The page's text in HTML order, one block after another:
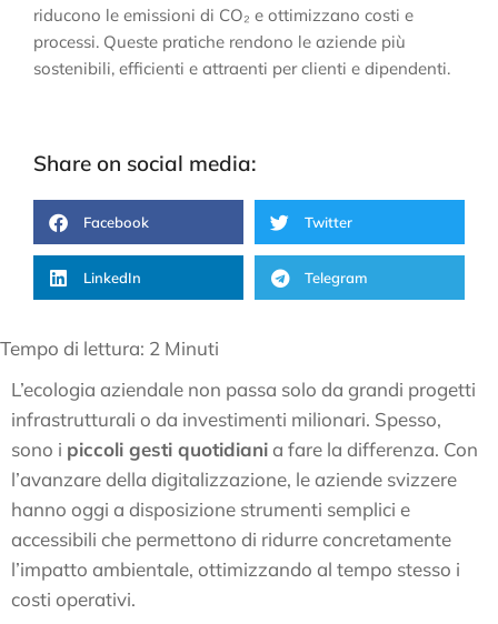
Tempo di lettura: 2 Minuti
L’ecologia aziendale non passa solo da grandi progetti
infrastrutturali o da investimenti milionari. Spesso,
sono i piccoli gesti quotidiania fare la differenza. Con
l’avanzare della digitalizzazione, le aziende svizzere
hanno oggi a disposizione strumenti semplici e
accessibili che permettono di ridurre concretamente
l’impatto ambientale, ottimizzando al tempo stesso i
costi operativi.
riducono le emissioni di CO₂ e ottimizzano costi e
processi. Queste pratiche rendono le aziende più
sostenibili, efficienti e attraenti per clienti e dipendenti.
Share on social media:
Facebook Twitter
LinkedIn Telegram